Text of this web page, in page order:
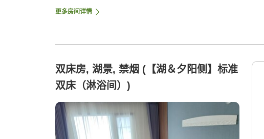
更多房间详情
双床房, 湖景, 禁烟 (【湖＆夕阳侧】标准
双床（淋浴间）)